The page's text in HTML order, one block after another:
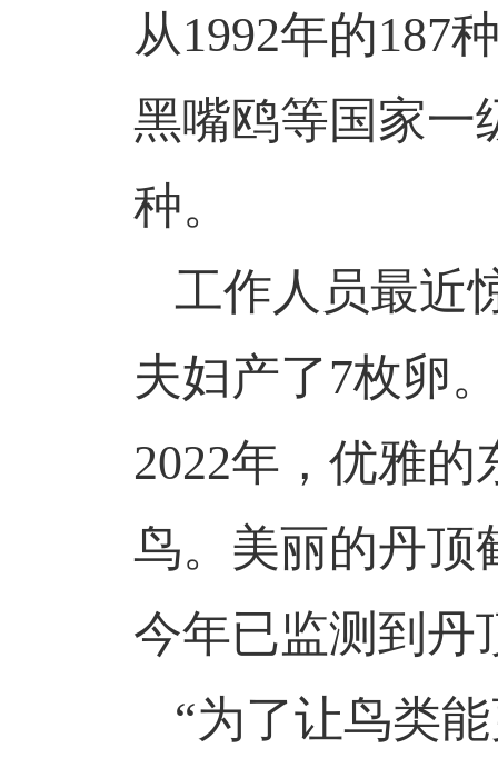
从1992年的187
黑嘴鸥等国家一
种。
工作人员最近
夫妇产了7枚卵
2022年，优雅的
鸟。美丽的丹顶
今年已监测到丹
“为了让鸟类